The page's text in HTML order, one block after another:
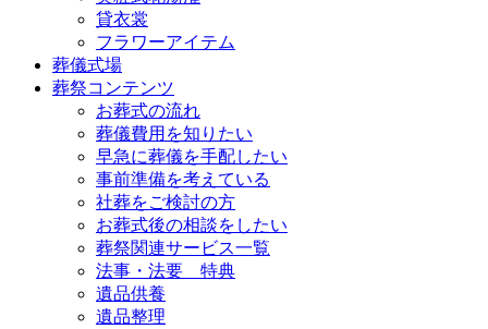
貸衣裳
フラワーアイテム
葬儀式場
葬祭コンテンツ
お葬式の流れ
葬儀費用を知りたい
早急に葬儀を手配したい
事前準備を考えている
社葬をご検討の方
お葬式後の相談をしたい
葬祭関連サービス一覧
法事・法要 特典
遺品供養
遺品整理